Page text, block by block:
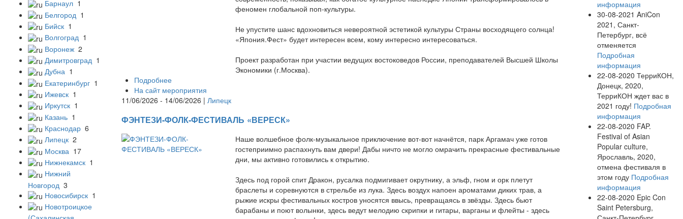
Барнаул 1
Белгород 1
Бийск 1
Волгоград 1
Воронеж 2
Димитровград 1
Дубна 1
Екатеринбург 1
Ижевск 1
Иркутск 1
Казань 1
Краснодар 6
Липецк 2
Москва 17
Нижнекамск 1
Нижний
Новгород 3
Новосибирск 1
Новотроицкое
феномен глобальной поп-культуры.
Не упустите шанс вдохновиться невероятной эстетикой культуры Страны восходящего солнца!
«Япония.Фест» будет интересен всем, кому интересно интересоваться.
Проект разработан при участии ведущих востоковедов России, преподавателей Высшей Школы
Экономики (г.Москва).
Подробнее
На сайт мероприятия
11/06/2026 - 14/06/2026 | Липецк
ФЭНТЕЗИ-ФОЛК-ФЕСТИВАЛЬ «ВЕРЕСК»
Наше волшебное фолк-музыкальное приключение вот-вот начнётся, парк Аргамач уже готов
гостеприимно распахнуть вам двери! Дабы ничто не могло омрачить прекрасные фестивальные
дни, мы активно готовились к открытию.
Здесь под горой спит Дракон, русалка подмигивает окрутнику, а эльф, гном и орк плетут
браслеты и соревнуются в стрельбе из лука. Здесь воздух напоен ароматами диких трав, а
рыжие искры фестивальных костров уносятся ввысь, превращаясь в звёзды. Здесь бьют
барабаны и поют волынки, здесь ведут мелодию скрипки и гитары, варганы и флейты - здесь
информация
30-08-2021 AniCon
2021, Санкт-
Петербург, всё
отменяется
Подробная
информация
22-08-2020 ТерриКОН,
Донецк, 2020,
ТерриКОН ждет вас в
2021 году! Подробная
информация
22-08-2020 FAP.
Festival of Asian
Popular culture,
Ярославль, 2020,
отмена фестиваля в
этом году Подробная
информация
22-08-2020 Epic Con
Saint Petersburg,